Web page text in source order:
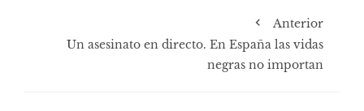
Anterior
Un asesinato en directo. En España las vidas
negras no importan